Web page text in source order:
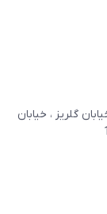
گلریز ، خیابان